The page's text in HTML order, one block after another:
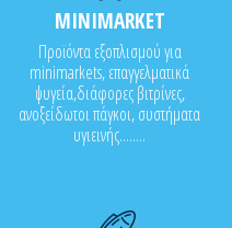
MINIMARKET
Προϊόντα εξοπλισμού για
minimarkets, επαγγελματικά
ψυγεία,διάφορες βιτρίνες,
ανοξείδωτοι πάγκοι, συστήματα
υγιεινής........